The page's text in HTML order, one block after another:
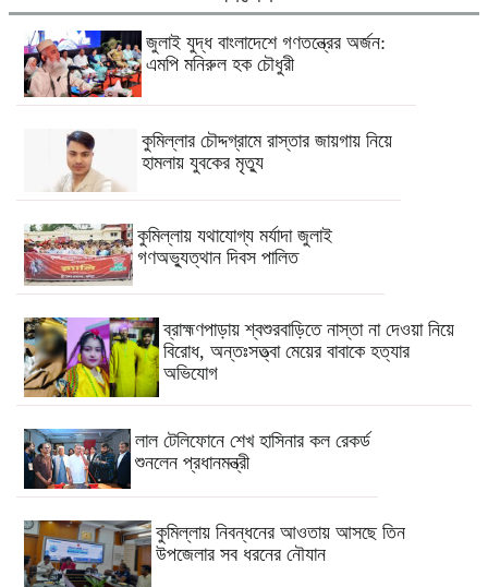
জুলাই যুদ্ধ বাংলাদেশে গণতন্ত্রের অর্জন:
এমপি মনিরুল হক চৌধুরী
কুমিল্লার চৌদ্দগ্রামে রাস্তার জায়গায় নিয়ে
হামলায় যুবকের মৃত্যু
কুমিল্লায় যথাযোগ্য মর্যাদা জুলাই
গণঅভ্যুত্থান দিবস পালিত
ব্রাহ্মণপাড়ায় শ্বশুরবাড়িতে নাস্তা না দেওয়া নিয়ে
বিরোধ, অন্তঃসত্ত্বা মেয়ের বাবাকে হত্যার
অভিযোগ
লাল টেলিফোনে শেখ হাসিনার কল রেকর্ড
শুনলেন প্রধানমন্ত্রী
কুমিল্লায় নিবন্ধনের আওতায় আসছে তিন
উপজেলার সব ধরনের নৌযান